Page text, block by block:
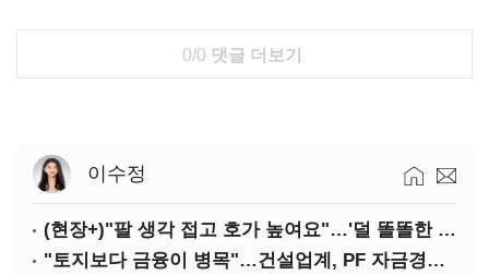
0/0 댓글 더보기
이수정
(현장+)"팔 생각 접고 호가 높여요"…'덜 똘똘한 한 채' 20억 키맞추기
"토지보다 금융이 병목"…건설업계, PF 자금경색 해소 목소리